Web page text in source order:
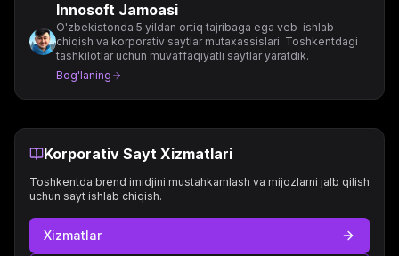
Innosoft Jamoasi
O'zbekistonda 5 yildan ortiq tajribaga ega veb-ishlab
chiqish va korporativ saytlar mutaxassislari. Toshkentdagi
tashkilotlar uchun muvaffaqiyatli saytlar yaratdik.
Bog'laning
Korporativ Sayt Xizmatlari
Toshkentda brend imidjini mustahkamlash va mijozlarni jalb qilish
uchun sayt ishlab chiqish.
Xizmatlar